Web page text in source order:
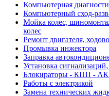
Компьютерная
Компьютерный сход-
Мойка колес,
колес
Ремонт двигателя,
Промывка инжектора
Заправка
Установка
Блокираторы - КПП -
Работы с электрикой
Замена технических